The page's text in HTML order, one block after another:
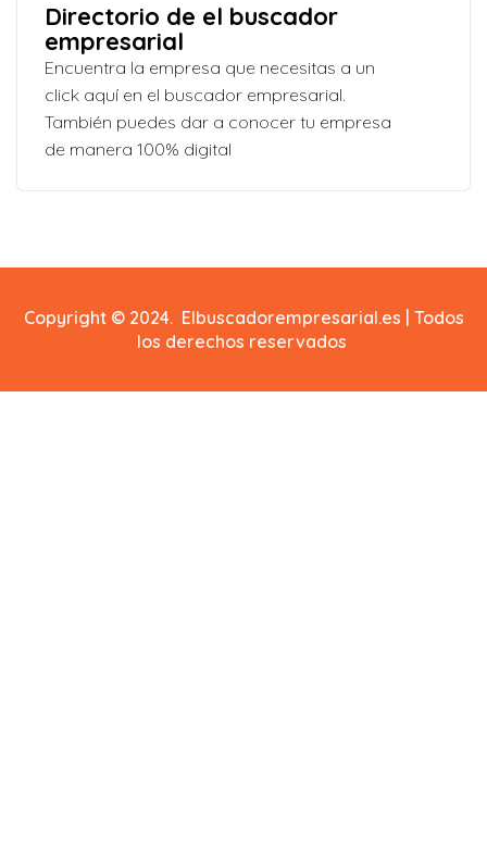
Directorio de el buscador
empresarial
Encuentra la empresa que necesitas a un
click aquí en el buscador empresarial.
También puedes dar a conocer tu empresa
de manera 100% digital
Copyright © 2024. Elbuscadorempresarial.es | Todos
los derechos reservados